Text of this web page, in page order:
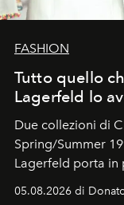
FASHION
Tutto quello
Lagerfeld lo
Due collezioni di
Spring/Summer
Lagerfeld porta in
Kate, Claudia e
05.08.2026 di